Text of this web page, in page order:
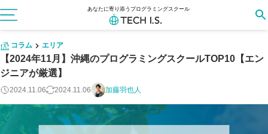
あなたに寄り添うプログラミングスクール
コラム エリア
【2024年11月】沖縄のプログラミングスクールTOP10【エン
ジニアが厳選】
2024.11.06 2024.11.06 加藤羽也人